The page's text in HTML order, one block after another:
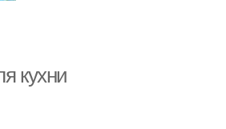
кухни